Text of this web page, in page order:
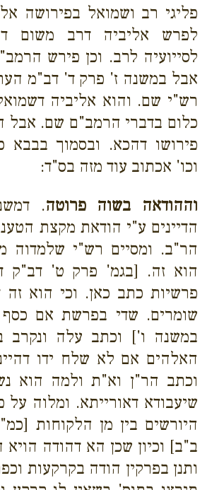
פליגי רב ושמואל בפירושה
לפרש אליביה דרב משום
לסייועיה לרב. וכן פירש
אבל במשנה ז' פרק ד' דב"מ
רש"י שם. והוא אליביה
כלום בדברי הרמב"ם שם. אבל
פירושו דהכא. ובסמוך בבבא
וכו' אכתוב עוד מזה בס"ד:
וההודאה בשוה פרוטה.
הדיינים ע"י הודאת מקצת
הר"ב. ומסיים רש"י שלמדוה
הוא זה. [בגמ' פרק ט' דב"ק
פרשיות כתב כאן. וכי הוא
שומרים. שדי בפרשת אם
במשנה ו'] וכתב עלה ונקרב
האלהים אם לא שלח ידו
וכתב הר"ן וא"ת ולמה הוא
שיעבודא דאורייתא. ומלוה על
היורשים בין מן הלקוחות
ב"ב] וכיון שכן הא דהודה
ותנן בפרקין הודה בקרקעות